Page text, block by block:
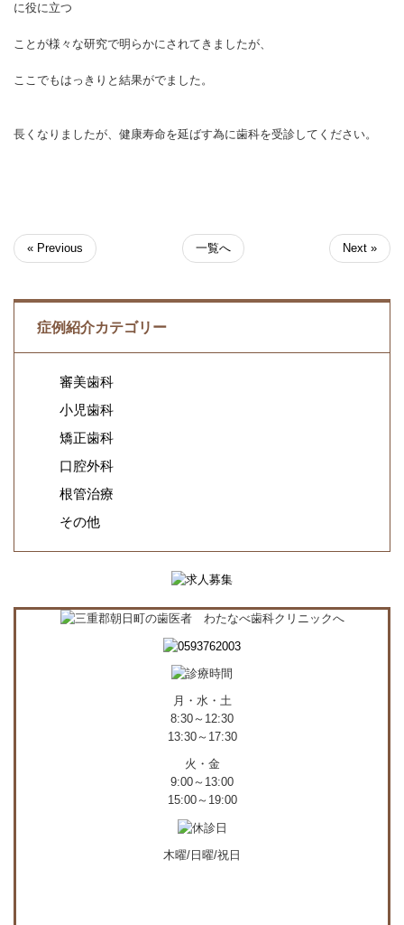
に役に立つ
ことが様々な研究で明らかにされてきましたが、
ここでもはっきりと結果がでました。
長くなりましたが、健康寿命を延ばす為に歯科を受診してください。
« Previous 一覧へ Next »
症例紹介カテゴリー
審美歯科
小児歯科
矯正歯科
口腔外科
根管治療
その他
月・水・土
8:30～12:30
13:30～17:30
火・金
9:00～13:00
15:00～19:00
木曜/日曜/祝日